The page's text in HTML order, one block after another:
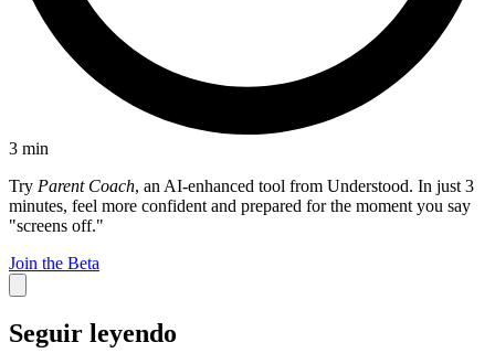
3 min
Try Parent Coach, an AI-enhanced tool from Understood. In just 3
minutes, feel more confident and prepared for the moment you say
"screens off."
Join the Beta
Seguir leyendo